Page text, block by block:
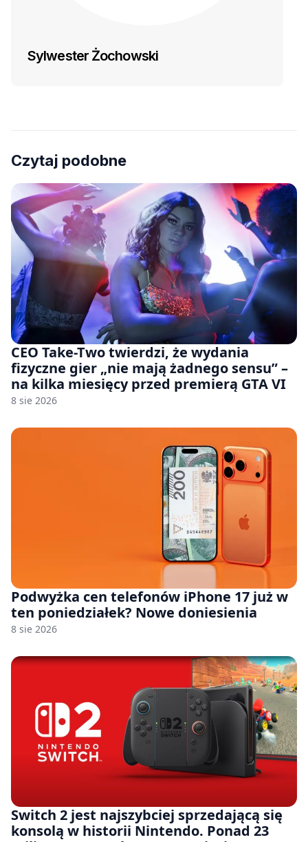
Sylwester Żochowski
Czytaj podobne
CEO Take-Two twierdzi, że wydania
fizyczne gier „nie mają żadnego sensu” –
na kilka miesięcy przed premierą GTA VI
8 sie 2026
Podwyżka cen telefonów iPhone 17 już w
ten poniedziałek? Nowe doniesienia
8 sie 2026
Switch 2 jest najszybciej sprzedającą się
konsolą w historii Nintendo. Ponad 23